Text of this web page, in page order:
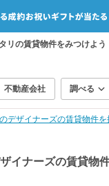
リの賃貸物件をみつけよう
不動産会社 調べる
デザイナーズの賃貸物件を
イナーズの賃貸物